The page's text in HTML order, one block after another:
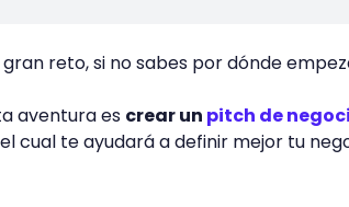
reto, si no sabes por dónde
aventura es crear un pitch de
cual te ayudará a definir mejor tu